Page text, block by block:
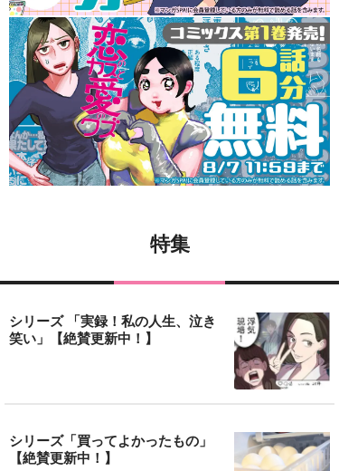
特集
シリーズ 「実録！私の人生、泣き
笑い」【絶賛更新中！】
シリーズ「買ってよかったもの」
【絶賛更新中！】